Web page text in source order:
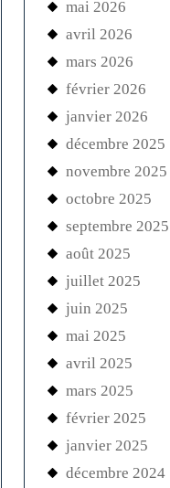
mai 2026
avril 2026
mars 2026
février 2026
janvier 2026
décembre 2025
novembre 2025
octobre 2025
septembre 2025
août 2025
juillet 2025
juin 2025
mai 2025
avril 2025
mars 2025
février 2025
janvier 2025
décembre 2024